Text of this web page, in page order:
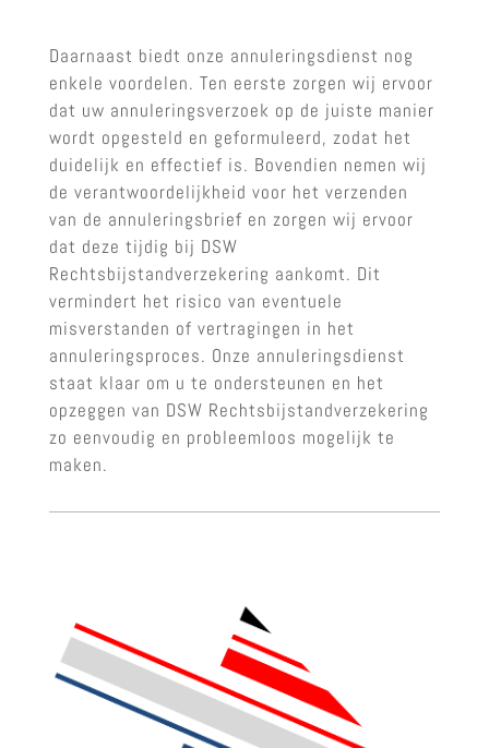
Daarnaast biedt onze annuleringsdienst nog
enkele voordelen. Ten eerste zorgen wij ervoor
dat uw annuleringsverzoek op de juiste manier
wordt opgesteld en geformuleerd, zodat het
duidelijk en effectief is. Bovendien nemen wij
de verantwoordelijkheid voor het verzenden
van de annuleringsbrief en zorgen wij ervoor
dat deze tijdig bij DSW
Rechtsbijstandverzekering aankomt. Dit
vermindert het risico van eventuele
misverstanden of vertragingen in het
annuleringsproces. Onze annuleringsdienst
staat klaar om u te ondersteunen en het
opzeggen van DSW Rechtsbijstandverzekering
zo eenvoudig en probleemloos mogelijk te
maken.